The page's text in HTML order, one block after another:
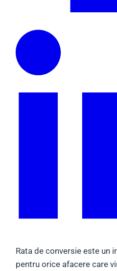
Rata de conversie este un
pentru orice afacere care